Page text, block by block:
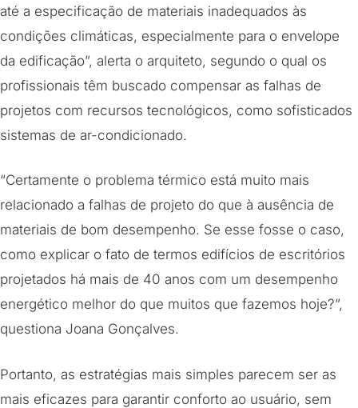
até a especificação de materiais inadequados às
condições climáticas, especialmente para o envelope
da edificação”, alerta o arquiteto, segundo o qual os
profissionais têm buscado compensar as falhas de
projetos com recursos tecnológicos, como sofisticados
sistemas de ar-condicionado.
“Certamente o problema térmico está muito mais
relacionado a falhas de projeto do que à ausência de
materiais de bom desempenho. Se esse fosse o caso,
como explicar o fato de termos edifícios de escritórios
projetados há mais de 40 anos com um desempenho
energético melhor do que muitos que fazemos hoje?”,
questiona Joana Gonçalves.
Portanto, as estratégias mais simples parecem ser as
mais eficazes para garantir conforto ao usuário, sem